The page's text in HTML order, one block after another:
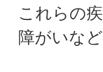
これらの
障がいな